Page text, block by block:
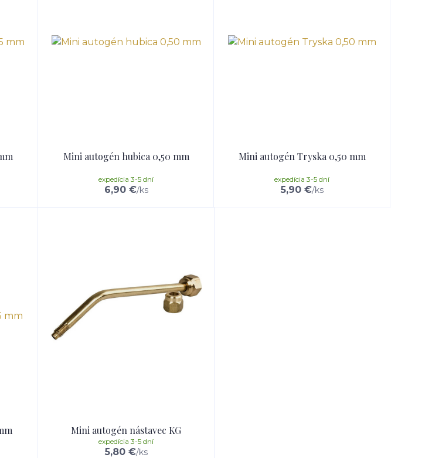
Mini autogén hubica 0,50 mm
6,90 €/ks
expedícia 3-5 dní
Mini autogén Tryska 0,50 mm
5,90 €/ks
expedícia 3-5 dní
Mini autogén nástavec KG
5,80 €/ks
expedícia 3-5 dní